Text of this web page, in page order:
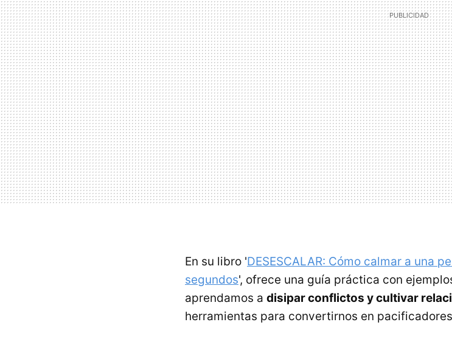
En su libro 'DESESCALAR: Cómo calmar a una
segundos', ofrece una guía práctica con
aprendamos a disipar conflictos y cultivar
herramientas para convertirnos en